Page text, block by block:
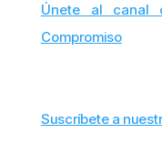
Únete al canal
Compromiso
Suscríbete a